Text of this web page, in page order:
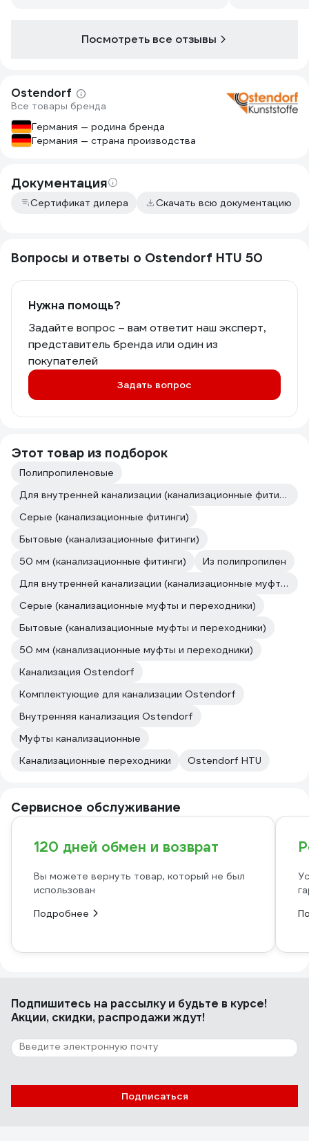
Посмотреть все отзывы
Ostendorf
Все товары бренда
Германия — родина бренда
Германия — страна производства
Документация
Сертификат дилера Скачать всю документацию
Вопросы и ответы о Ostendorf HTU 50
Нужна помощь?
Задайте вопрос – вам ответит наш эксперт,
представитель бренда или один из
покупателей
Задать вопрос
Этот товар из подборок
Полипропиленовые
Для внутренней канализации (канализационные фитинги)
Серые (канализационные фитинги)
Бытовые (канализационные фитинги)
50 мм (канализационные фитинги)
Из полипропилен
Для внутренней канализации (канализационные муфты и переходники)
Серые (канализационные муфты и переходники)
Бытовые (канализационные муфты и переходники)
50 мм (канализационные муфты и переходники)
Канализация Ostendorf
Комплектующие для канализации Ostendorf
Внутренняя канализация Ostendorf
Муфты канализационные
Канализационные переходники
Ostendorf HTU
Сервисное обслуживание
120 дней обмен и возврат
Вы можете вернуть товар, который не был
использован
Подробнее
Подпишитесь на рассылкуи будьте в курсе!
Акции, скидки, распродажи ждут!
Подписаться